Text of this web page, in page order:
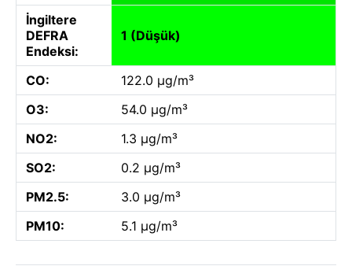
İngiltere
DEFRA
Endeksi:
1 (Düşük)
CO:
122.0 µg/m³
O3:
54.0 µg/m³
NO2:
1.3 µg/m³
SO2:
0.2 µg/m³
PM2.5:
3.0 µg/m³
PM10:
5.1 µg/m³